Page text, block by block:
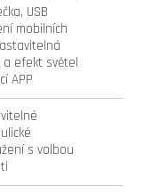
USB
mobilních
a efekt světel
APP
s volbou